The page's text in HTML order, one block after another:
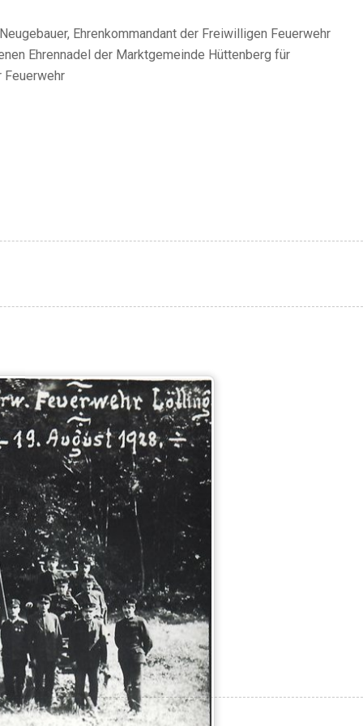
Ehrenkommandant der Freiwilligen Feuerwehr
Ehrennadel der Marktgemeinde Hüttenberg für
Feuerwehr